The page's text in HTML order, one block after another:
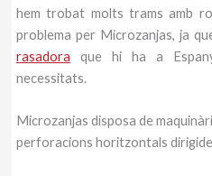
hem trobat molts trams amb
problema per Microzanjas, ja
rasadora que hi ha a
necessitats.
Microzanjas disposa de
perforacions horitzontals